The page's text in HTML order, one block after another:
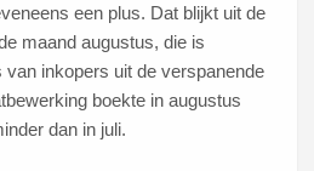
een plus. Dat blijkt uit de
maand augustus, die is
van inkopers uit de verspanende
boekte in augustus
dan in juli.